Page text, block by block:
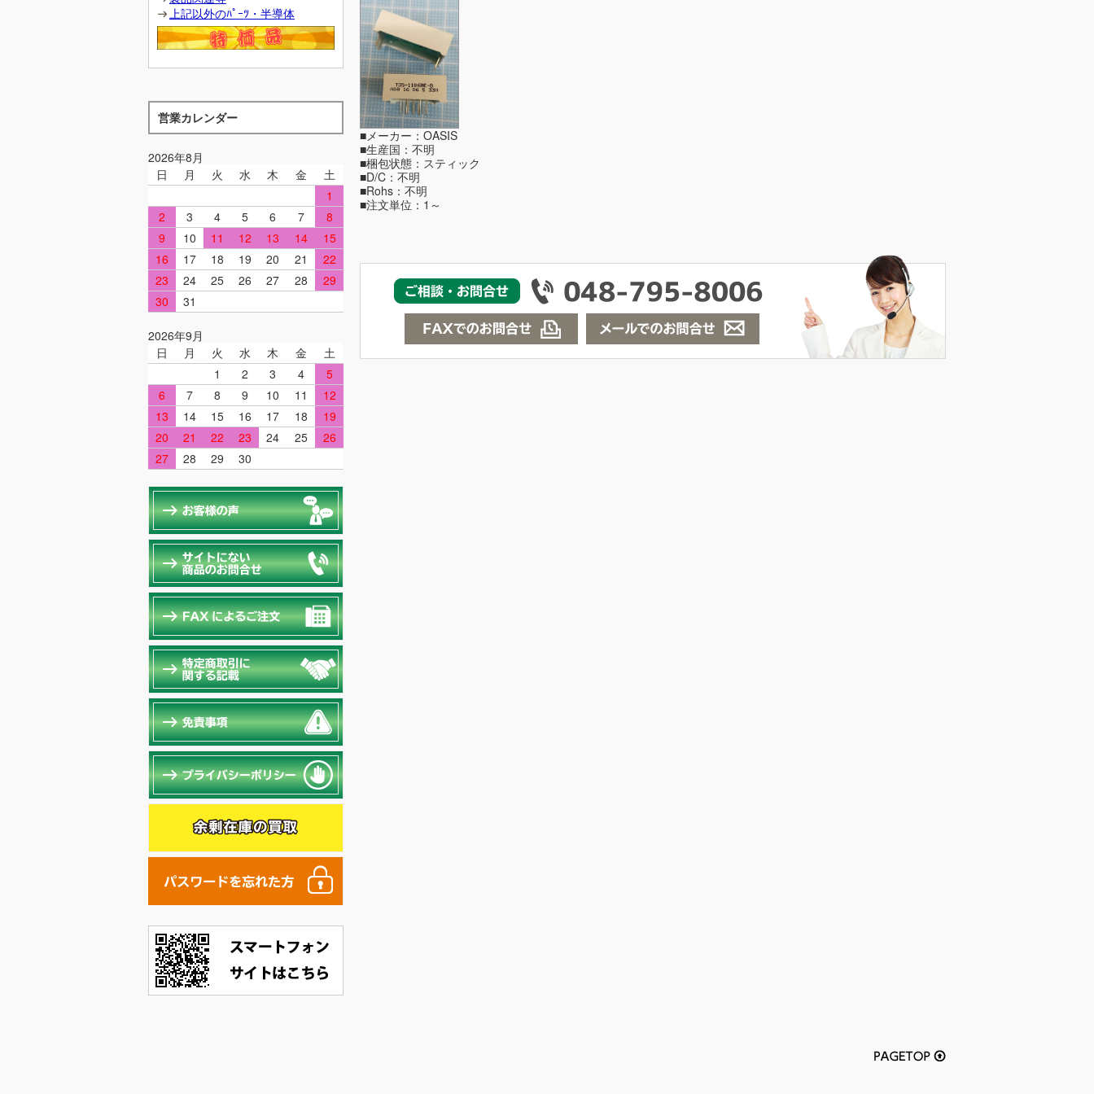
上記以外のﾊﾟｰﾂ・半導体
営業カレンダー
2026年8月
日
月 火 水 木 金
土
1
2
3 4 5 6 7
8
9
10 11 12 13 14
15
16
17 18 19 20 21
22
23
24 25 26 27 28
29
30
31
2026年9月
日
月 火 水 木 金
土
1
2 3 4
5
6
7 8 9 10 11
12
13
14 15 16 17 18
19
20
21 22 23 24 25
26
27
28 29 30
■メーカー：OASIS
■生産国：不明
■梱包状態：スティック
■D/C：不明
■Rohs：不明
■注文単位：1～